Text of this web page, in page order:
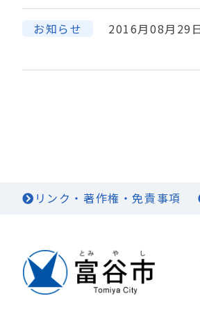
お知らせ 2016月08月29
リンク・著作権・免責事項